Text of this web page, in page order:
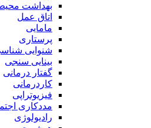
بهداشت
اتاق عمل
مامایی
پرستاری
شنوایی
بینایی سنجی
گفتار درمانی
کاردرمانی
فیزیوتراپی
مددکاری
رادیولوژی